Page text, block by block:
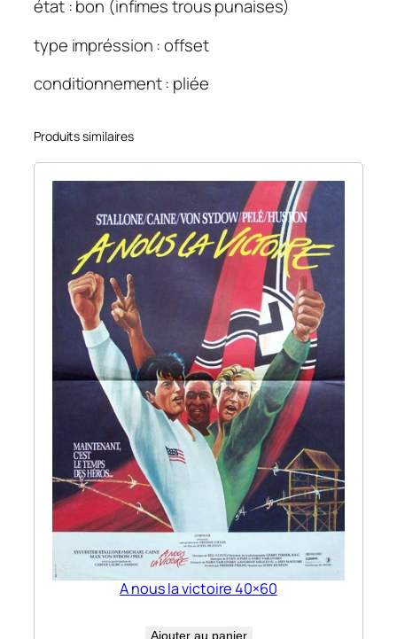
état : bon (infimes trous punaises)
type impréssion : offset
conditionnement : pliée
Produits similaires
A nous la victoire 40×60
Ajouter au panier